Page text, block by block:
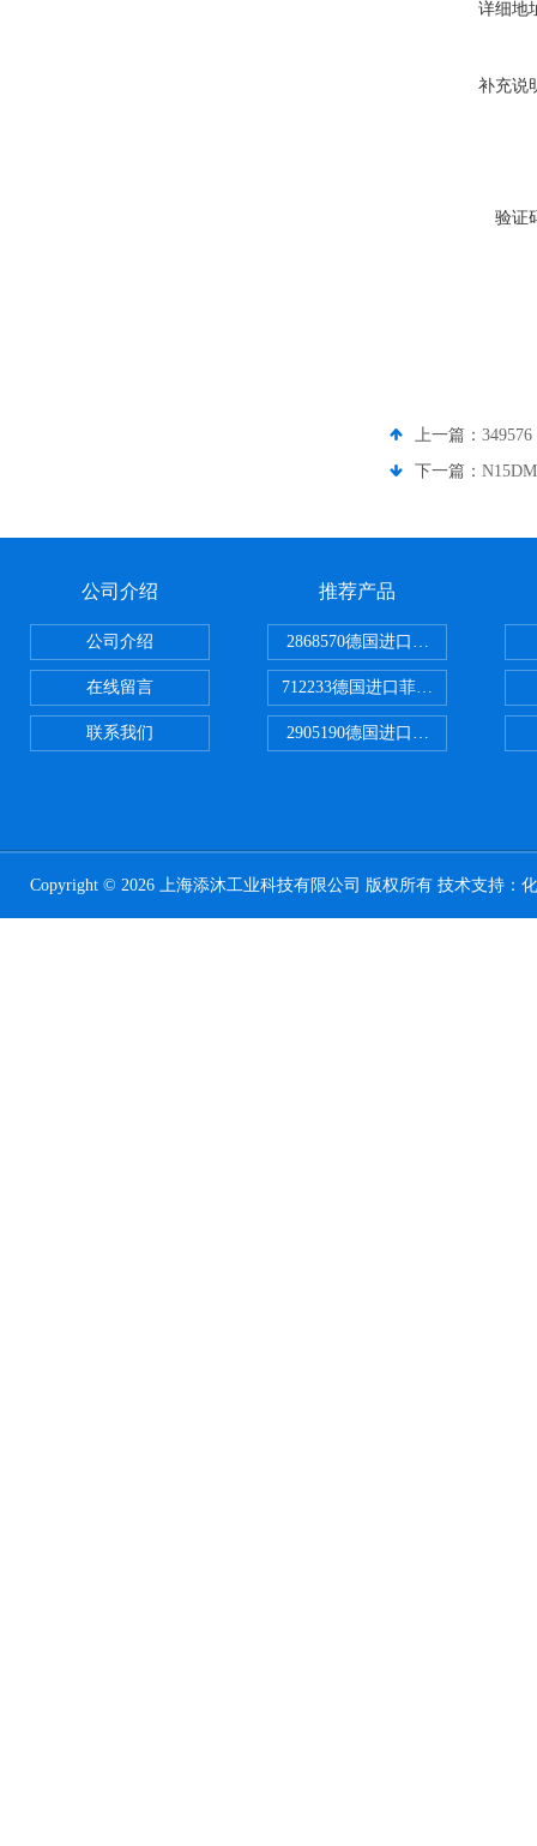
详细地
补充说
验证
上一篇：
下一篇：
公司介绍
公司介绍
在线留言
联系我们
推荐产品
2868570德国进口菲尼克斯电源
712233德国进口菲尼克斯断路器
2905190德国进口菲尼克斯继电器
Copyright © 2026 上海添沐工业科技有限公司 版权所有 技术支持：